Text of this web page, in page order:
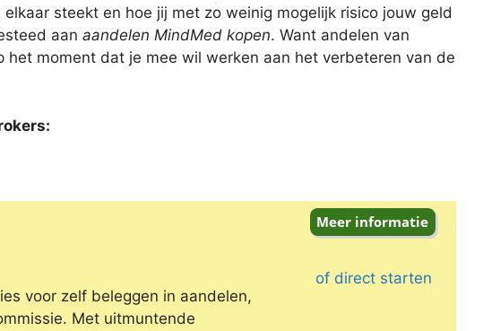
steekt en hoe jij met zo weinig mogelijk risico jouw geld
aan aandelen MindMed kopen. Want andelen van
het moment dat je mee wil werken aan het verbeteren van de
voor zelf beleggen in aandelen,
Met uitmuntende
of direct starten